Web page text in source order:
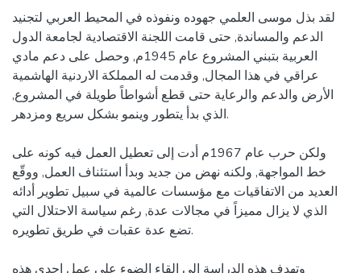
لقد بذل موسى العلمي جهوده ونفوذه في المحيط العربي لتجنيد
الدعم والمساندة, حتى قامت اللجنة الاقتصادية لجامعة الدول
العربية بتبني المشروع عام 1945م, وحصل على دعم مادي
عراقي في هذا المجال, وقدمت له المملكة الاردنية الهاشمية
الأرض والدعم والرعاية حتى قطع أشواطاً طويلة في المشروع,
الذي بدأ يتطور وينمو بشكل سريع ومزدهر.
ولكن حرب عام 1967م أدت إلى تعطيل العمل فيه كونه على
خط المواجهة, ولكنه نهض من جديد وبدأ استئناف العمل, ووقّع
العديد من الاتفاقيات مع مؤسسات عالمية في سبيل تطوير أدائه
الذي لا يزال مميزاً في مجالات عدة, رغم سياسة الاحتلال التي
تضع عدة عقبات في طريق تطويره.
وتهدف هذه الدراسة إلى إلقاء الضوء على عمل إحدى هذه